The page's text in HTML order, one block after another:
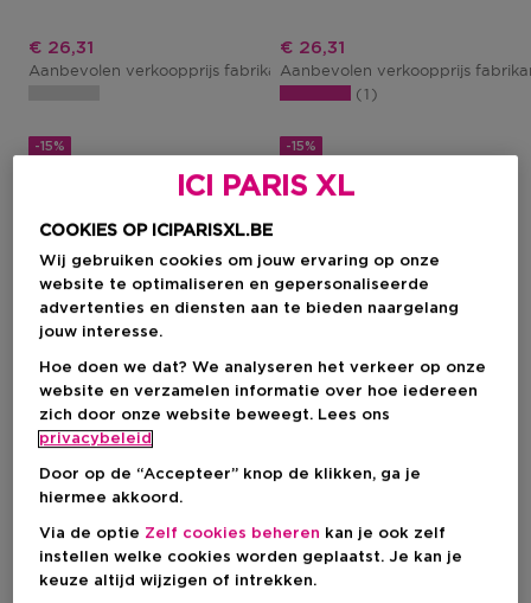
Kortingsprijs
€ 26,31
Aanbevolen verkoopprijs fabrikant€ 30,95
Kortingsprijs
€ 26,31
Aanbevolen verkoopprijs
1
-15%
Nieuw
OILILY
Giftset
-15%
DISNEY
Giftset
ICI PARIS XL
COOKIES OP ICIPARISXL.BE
Wij gebruiken cookies om jouw ervaring op onze
website te optimaliseren en gepersonaliseerde
advertenties en diensten aan te bieden naargelang
jouw interesse.
Hoe doen we dat? We analyseren het verkeer op onze
website en verzamelen informatie over hoe iedereen
zich door onze website beweegt. Lees ons
privacybeleid
Door op de “Accepteer” knop de klikken, ga je
hiermee akkoord.
Via de optie Zelf cookies beheren kan je ook zelf
instellen welke cookies worden geplaatst. Je kan je
keuze altijd wijzigen of intrekken.